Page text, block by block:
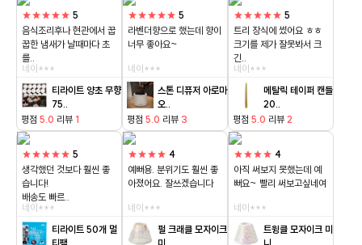
★★★★★ 5
음식조리후나 현관에서 꿉
꿉한 냄새가 날때마다 초
를..
네이***
티라이트 양초 무향
75..
평점5.0 리뷰 1
★★★★★ 5
라벤더향으로 했는데 향이
너무 좋아요~
네이***
스톤 디퓨저 아로마
오..
평점5.0 리뷰 3
★★★★★ 5
트리 장식에 썼어요 ㅎㅎ
크기를 제가 잘못봐서 크
긴..
네이***
메탈릭 테이퍼 캔들
20..
평점5.0 리뷰2
★★★★★ 5
생각했던 것보다 훨씬 좋
습니다!
배송도 빠르..
네이***
티라이트 50개 멀
★★★★ 4
예뻐용. 분위기도 훨씬 좋
아졌어요. 잘쓰겠습니다
네이***
펄 크래클 모자이크
★★★★ 4
아직 써보지 못했는데 예
뻐요~ 빨리 써보고싶네여
네이***
트윙클 모자이크 미